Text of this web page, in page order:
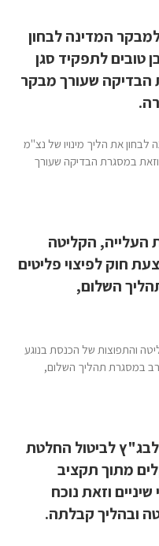
המדינה לבחון
טובים לתפקיד סגן
הבדיקה שעורך מבקר
את הליך מינויו של נצ"מ
במסגרת הבדיקה שעורך
העלייה, הקליטה
חוק לפיצוי פליטים
השלום,
והתפוצות של הכנסת בנוגע
במסגרת תהליך השלום,
לביטול החלטת
מליון שקלים מתוך תקציב
וזאת נוכח
ובהליך קבלתה.